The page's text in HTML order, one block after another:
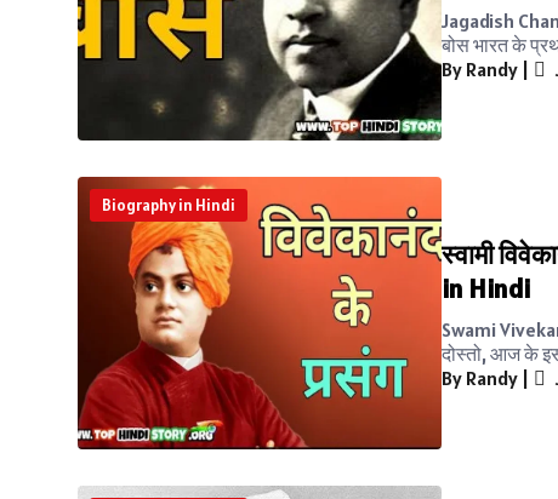
Jagadish
बोस भारत के
By Randy |
Biography in Hindi
स्वामी
in Hindi
Swami
दोस्तो, आज के
By Randy |